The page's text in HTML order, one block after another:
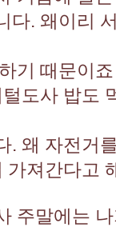
다. 왜이리
기 때문이
도사 밥도
. 왜 자전거
가져간다고
주말에는